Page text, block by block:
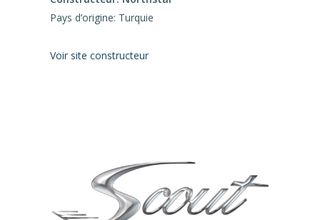
Pays d’origine: Turquie
Voir site constructeur